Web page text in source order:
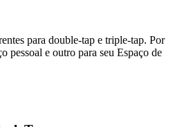
para double-tap e triple-tap. Por
pessoal e outro para seu Espaço de